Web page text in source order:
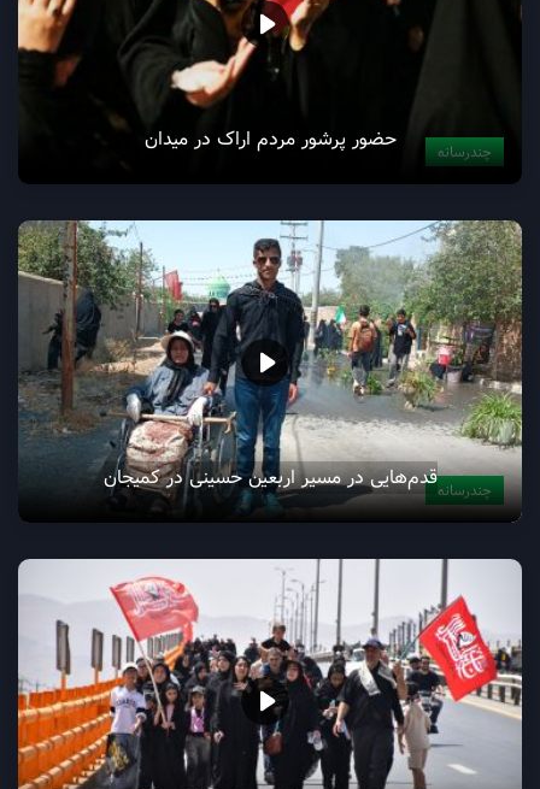
چندرسانه حضور پرشور مردم اراک در میدان
چندرسانهقدم‌هایی در مسیر اربعین حسینی در کمیجان